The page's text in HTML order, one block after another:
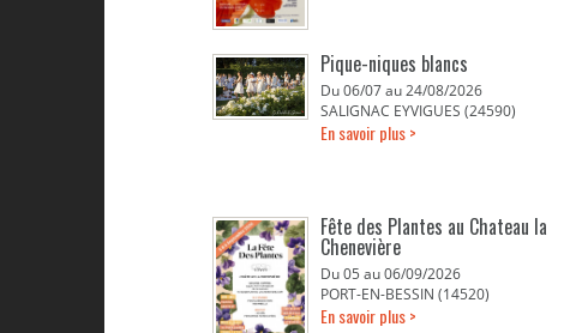
Pique-niques blancs
Du 06/07 au 24/08/2026
SALIGNAC EYVIGUES (24590)
En savoir plus >
Fête des Plantes au Chateau la
Chenevière
Du 05 au 06/09/2026
PORT-EN-BESSIN (14520)
En savoir plus >